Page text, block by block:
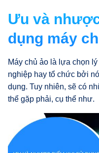
Ưu và
dụng máy
Máy chủ ảo là lựa chọn
nghiệp hay tổ chức bởi
dụng. Tuy nhiên, sẽ có
thể gặp phải, cụ thể như.